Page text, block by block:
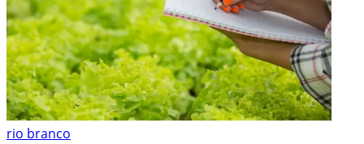
rio branco